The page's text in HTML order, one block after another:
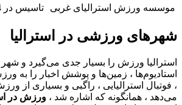
موسسه ورزش استرالیای غربی
تاسیس در 1984
شهرهای ورزشی در استرالیا
استرالیا ورزش را بسیار جدی می‌گیرد و شهر
استادیوم‌ها ، زمین‌ها و پوشش اخبار را به
، فوتبال استرالیایی ، راگبی و بسیاری از
می‌دهد ، همانگونه که اشاره شد ، ورزش در